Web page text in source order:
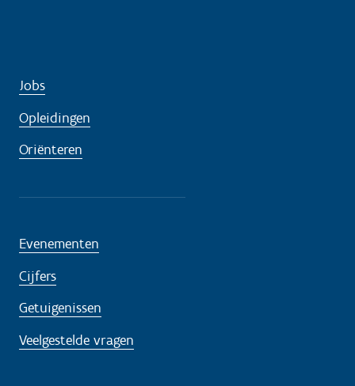
Jobs
Opleidingen
Oriënteren
Evenementen
Cijfers
Getuigenissen
Veelgestelde vragen